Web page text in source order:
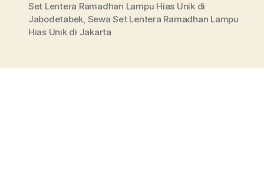
Set Lentera Ramadhan Lampu Hias Unik di
Jabodetabek, Sewa Set Lentera Ramadhan Lampu
Hias Unik di Jakarta